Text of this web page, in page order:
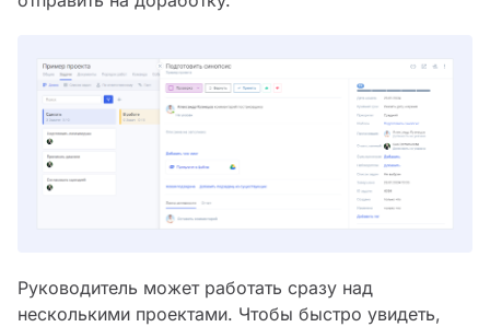
Руководитель может работать сразу над
несколькими проектами. Чтобы быстро увидеть,